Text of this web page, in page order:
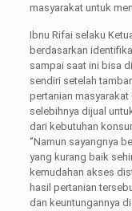
masyarakat untuk
Ibnu Rifai selaku
berdasarkan
sampai saat ini bisa
sendiri setelah
pertanian
selebihnya dijual
dari kebutuhan
‘’Namun sayangnya
yang kurang baik
kemudahan akses
hasil pertanian
dan keuntungannya